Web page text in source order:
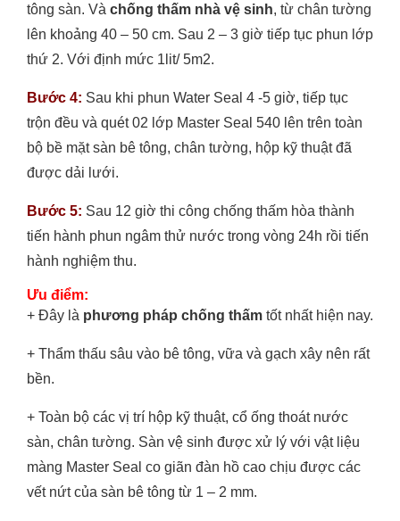
tông sàn. Và chống thấm nhà vệ sinh, từ chân tường
lên khoảng 40 – 50 cm. Sau 2 – 3 giờ tiếp tục phun lớp
thứ 2. Với định mức 1lit/ 5m2.
Bước 4: Sau khi phun Water Seal 4 -5 giờ, tiếp tục
trộn đều và quét 02 lớp Master Seal 540 lên trên toàn
bộ bề mặt sàn bê tông, chân tường, hộp kỹ thuật đã
được dải lưới.
Bước 5: Sau 12 giờ thi công chống thấm hòa thành
tiến hành phun ngâm thử nước trong vòng 24h rồi tiến
hành nghiệm thu.
Ưu điểm:
+ Đây là phương pháp chống thấm tốt nhất hiện nay.
+ Thẩm thấu sâu vào bê tông, vữa và gạch xây nên rất
bền.
+ Toàn bộ các vị trí hộp kỹ thuật, cổ ống thoát nước
sàn, chân tường. Sàn vệ sinh được xử lý với vật liệu
màng Master Seal co giãn đàn hồ cao chịu được các
vết nứt của sàn bê tông từ 1 – 2 mm.